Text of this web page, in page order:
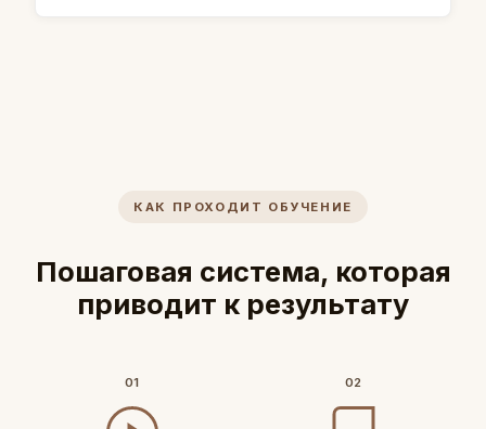
КАК ПРОХОДИТ ОБУЧЕНИЕ
Пошаговая система, которая
приводит к результату
01 02